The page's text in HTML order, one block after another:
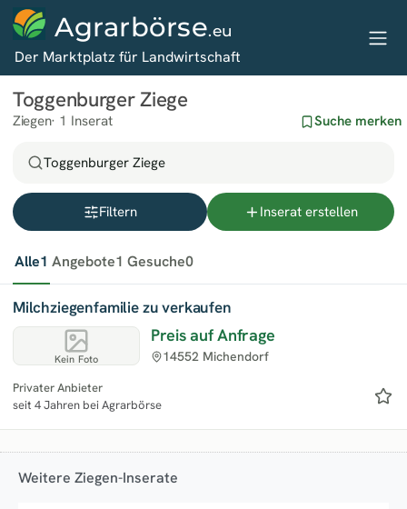
Agrarbörse.eu
Der Marktplatz für Landwirtschaft
Toggenburger Ziege
Ziegen 1 Inserat Suche merken
Toggenburger Ziege
Filtern Inserat erstellen
Alle1 Angebote1 Gesuche0
Kein Foto
Milchziegenfamilie zu verkaufen
Preis auf Anfrage
14552 Michendorf
Privater Anbieter
seit 4 Jahren bei Agrarbörse
Weitere Ziegen-Inserate